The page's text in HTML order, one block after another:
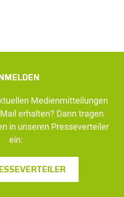
Medienmitteilungen
erhalten? Dann tragen
in unseren Presseverteiler
ein: